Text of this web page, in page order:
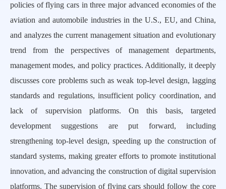
policies of flying cars in three major advanced economies of the
aviation and automobile industries in the U.S., EU, and China,
and analyzes the current management situation and evolutionary
trend from the perspectives of management departments,
management modes, and policy practices. Additionally, it deeply
discusses core problems such as weak top-level design, lagging
standards and regulations, insufficient policy coordination, and
lack of supervision platforms. On this basis, targeted
development suggestions are put forward, including
strengthening top-level design, speeding up the construction of
standard systems, making greater efforts to promote institutional
innovation, and advancing the construction of digital supervision
platforms. The supervision of flying cars should follow the core